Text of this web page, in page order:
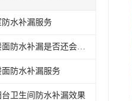
水补漏服务
江门楼面防水补漏是否还会漏水
防水补漏服务
卫生间防水补漏效果